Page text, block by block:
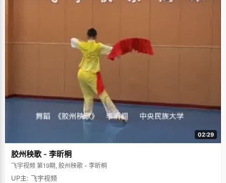
02:29
胶州秧歌 - 李昕桐
飞宇视频 第19期, 胶州秧歌 - 李昕桐
UP主: 飞宇视频